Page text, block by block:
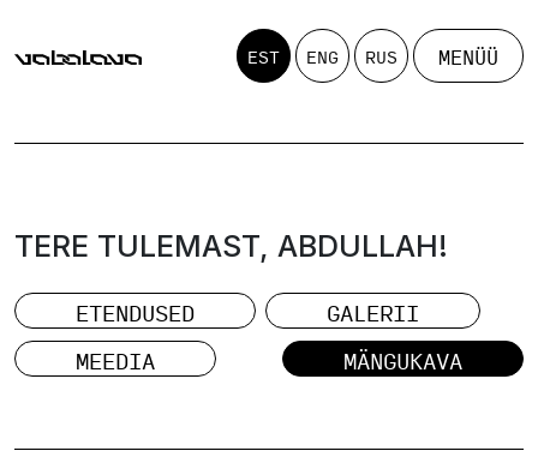
EST ENG RUS MENÜÜ
TERE TULEMAST, ABDULLAH!
ETENDUSED
GALERII
MEEDIA
MÄNGUKAVA